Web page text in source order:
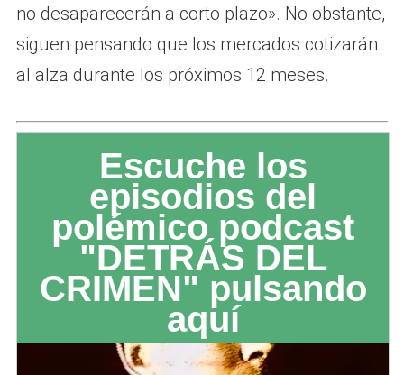
no desaparecerán a corto plazo». No obstante,
siguen pensando que los mercados cotizarán
al alza durante los próximos 12 meses.
Escuche los
episodios del
polémico podcast
"DETRÁS DEL
CRIMEN" pulsando
aquí